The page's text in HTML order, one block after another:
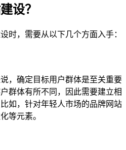
设？
时，需要从以下几个方面入手：
，确定目标用户群体是至关重要
群体有所不同，因此需要建立相
如，针对年轻人市场的品牌网站
等元素。